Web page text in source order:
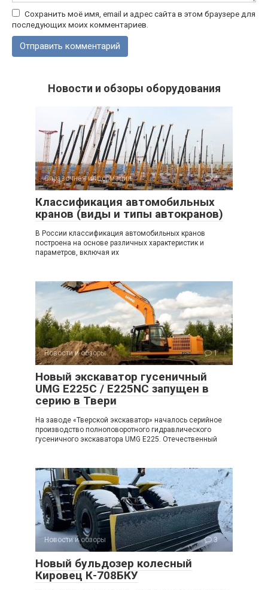
Сохранить моё имя, email и адрес сайта в этом браузере для
последующих моих комментариев.
Новости и обзоры оборудования
Справочная информация 4
Классификация автомобильных
кранов (виды и типы автокранов)
В России классификация автомобильных кранов
построена на основе различных характеристик и
параметров, включая их
Новости и обзоры 1
Новый экскаватор гусеничный
UMG E225C / E225NC запущен в
серию в Твери
На заводе «Тверской экскаватор» началось серийное
производство полноповоротного гидравлического
гусеничного экскаватора UMG E225. Отечественный
Новости и обзоры 3
Новый бульдозер колесный
Кировец К-708БКУ